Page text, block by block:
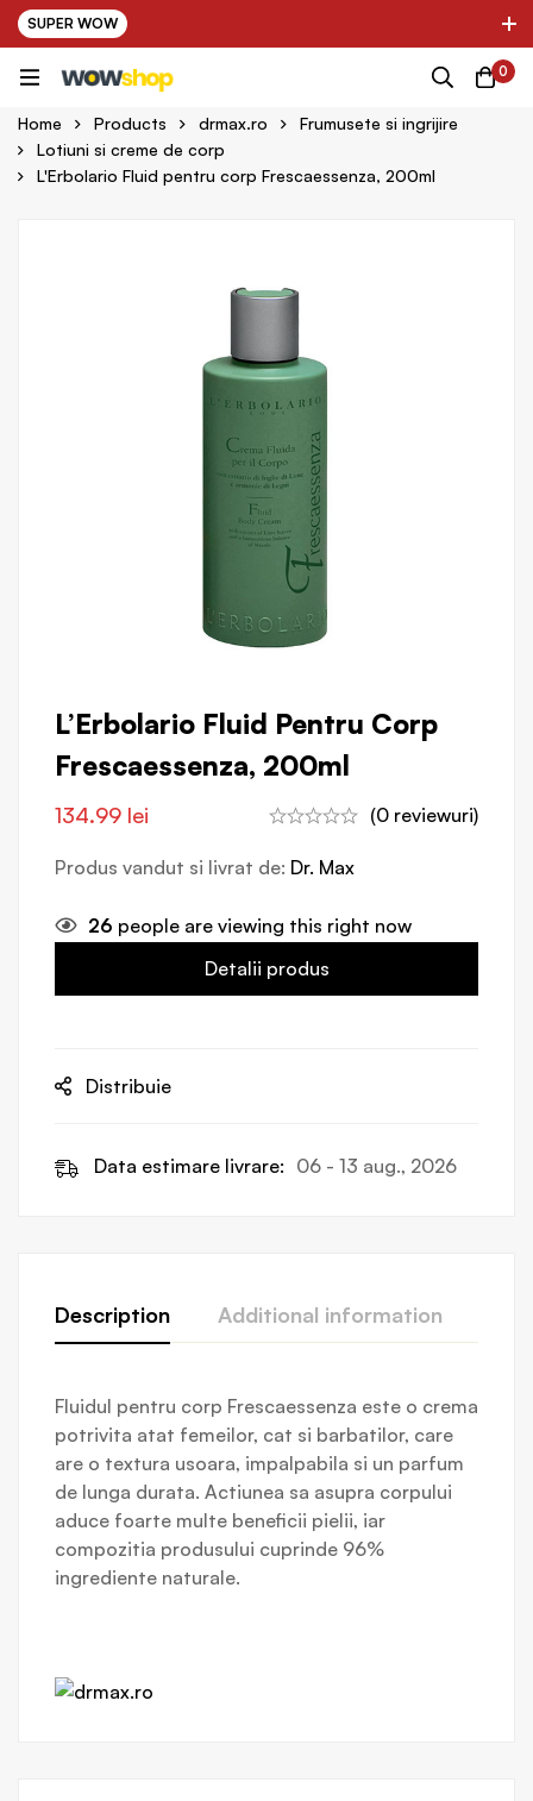
SUPER WOW
✌ Nou! Ultimii parteneri adaugati in platforma:
Farma ✌
0
Home Products drmax.ro
Frumusete si ingrijire
Lotiuni si creme de corp
L'Erbolario Fluid pentru corp Frescaessenza, 200ml
L’Erbolario Fluid Pentru Corp
Frescaessenza, 200ml
134.99 lei (0 reviewuri)
Produs vandut si livrat de: Dr. Max
26 people are viewing this right now
Detalii produs
Distribuie
Data estimare livrare: 06 - 13 aug., 2026
Description Additional information
Fluidul pentru corp Frescaessenza este o crema
potrivita atat femeilor, cat si barbatilor, care
are o textura usoara, impalpabila si un parfum
de lunga durata. Actiunea sa asupra corpului
aduce foarte multe beneficii pielii, iar
compozitia produsului cuprinde 96%
ingrediente naturale.